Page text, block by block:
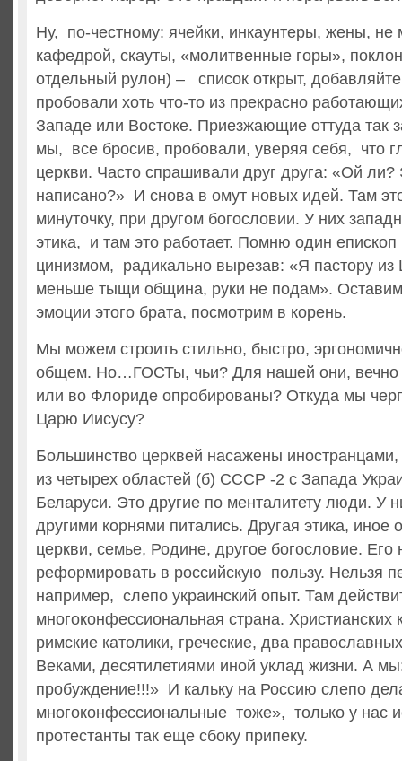
Ну, по-честному: ячейки, инкаунтеры, жены, не
кафедрой, скауты, «молитвенные горы»,
отдельный рулон) – список открыт,
пробовали хоть что-то из прекрасно
Западе или Востоке. Приезжающие оттуда так
мы, все бросив, пробовали, уверяя себя, что
церкви. Часто спрашивали друг друга: «Ой ли?
написано?» И снова в омут новых идей. Там
минуточку, при другом богословии. У них
этика, и там это работает. Помню один епископ
цинизмом, радикально вырезав: «Я пастору из
меньше тыщи община, руки не подам». Оставим
эмоции этого брата, посмотрим в корень.
Мы можем строить стильно, быстро,
общем. Но…ГОСТы, чьи? Для нашей они, вечно
или во Флориде опробированы? Откуда мы
Царю Иисусу?
Большинство церквей насажены
из четырех областей (б) СССР -2 с Запада
Беларуси. Это другие по менталитету люди. У
другими корнями питались. Другая этика, иное
церкви, семье, Родине, другое богословие. Его
реформировать в российскую пользу. Нельзя
например, слепо украинский опыт. Там
многоконфессиональная страна. Христианских
римские католики, греческие, два
Веками, десятилетиями иной уклад жизни. А
пробуждение!!!» И кальку на Россию слепо
многоконфессиональные тоже», только у нас
протестанты так еще сбоку припеку.